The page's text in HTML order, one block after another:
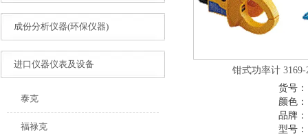
成份分析仪器(环保仪器)
进口仪器仪表及设备
泰克
福禄克
钳式功率计 3169-
货号：
颜色：
品牌：
型号：